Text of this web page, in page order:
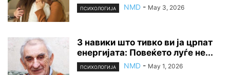
ПСИХОЛОГИЈА NMD - May 3, 2026
3 навики што тивко ви ја црпат
енергијата: Повеќето луѓе не...
ПСИХОЛОГИЈА NMD - May 1, 2026